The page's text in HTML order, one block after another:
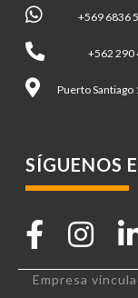
+569 6836
+562 290
Puerto Santiago
SÍGUENOS
Empresa